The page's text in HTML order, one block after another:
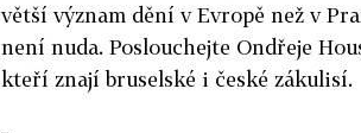
větší význam dění v Evropě než v
není nuda. Poslouchejte Ondřeje
kteří znají bruselské i české zákulisí.